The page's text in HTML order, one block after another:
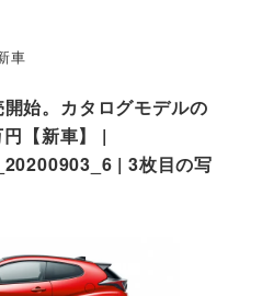
車
始。カタログモデルの
【新車】 |
| 3枚目の写